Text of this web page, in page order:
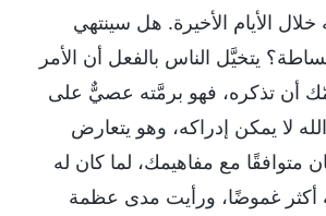
الأيام الأخيرة. هل سينتهي
يتخيَّل الناس بالفعل أن الأمر
أن تذكره، فهو برمَّته عصيٌّ على
لا يمكن إدراكه، وهو يتعارض
متوافقًا مع مفاهيمك، لما كان له
أكثر غموضًا، ورأيت مدى عظمة